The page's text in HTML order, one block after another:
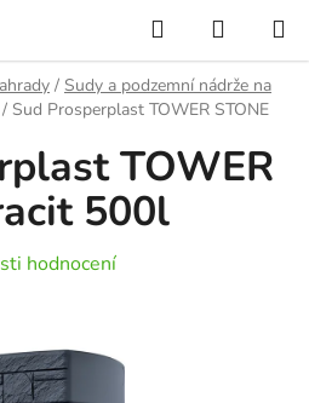
Hledat
KOŠÍK
/ Sudy a podzemní nádrže na
/ Sud Prosperplast TOWER STONE
TOWER
500l
hodnocení